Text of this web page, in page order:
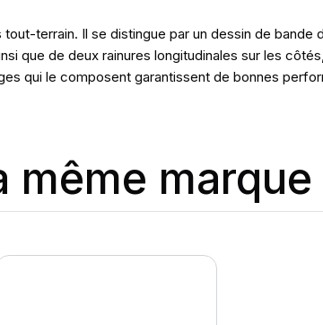
terrain. Il se distingue par un dessin de
que de deux rainures longitudinales sur les
qui le composent garantissent de bonnes
même marque